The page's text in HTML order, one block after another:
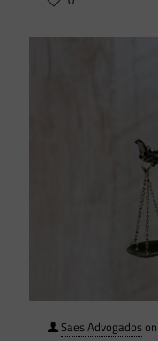
Saes Advogadoson